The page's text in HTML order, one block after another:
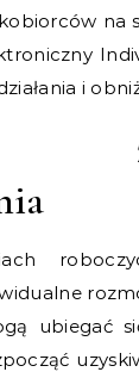
na
i
ubiegać